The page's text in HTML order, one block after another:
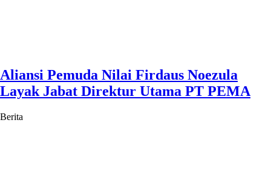
Aliansi Pemuda Nilai Firdaus Noezula
Layak Jabat Direktur Utama PT PEMA
Berita